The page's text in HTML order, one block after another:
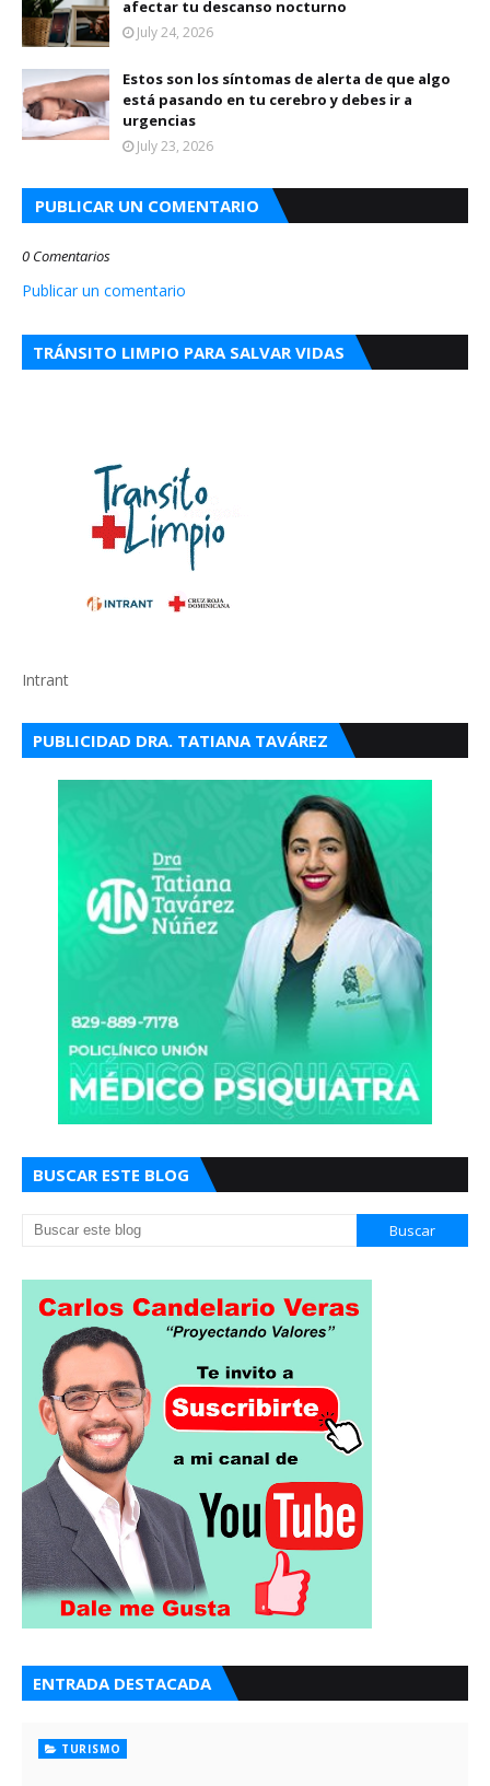
afectar tu descanso nocturno
July 24, 2026
Estos son los síntomas de alerta de que algo
está pasando en tu cerebro y debes ir a
urgencias
July 23, 2026
PUBLICAR UN COMENTARIO
0 Comentarios
Publicar un comentario
TRÁNSITO LIMPIO PARA SALVAR VIDAS
Intrant
PUBLICIDAD DRA. TATIANA TAVÁREZ
BUSCAR ESTE BLOG
ENTRADA DESTACADA
TURISMO